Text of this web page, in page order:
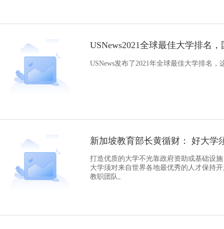
USNews2021全球最佳大学排名
USNews发布了2021年全球最佳大学排名，
新加坡教育部长黄循财： 好大学
打造优质的大学不光靠政府资助或基础设
大学须对来自世界各地最优秀的人才保持
教职团队。